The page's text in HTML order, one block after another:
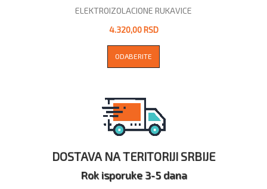
ELEKTROIZOLACIONE RUKAVICE
4.320,00 RSD
ODABERITE
DOSTAVA NA TERITORIJI SRBIJE
Rok isporuke 3-5 dana